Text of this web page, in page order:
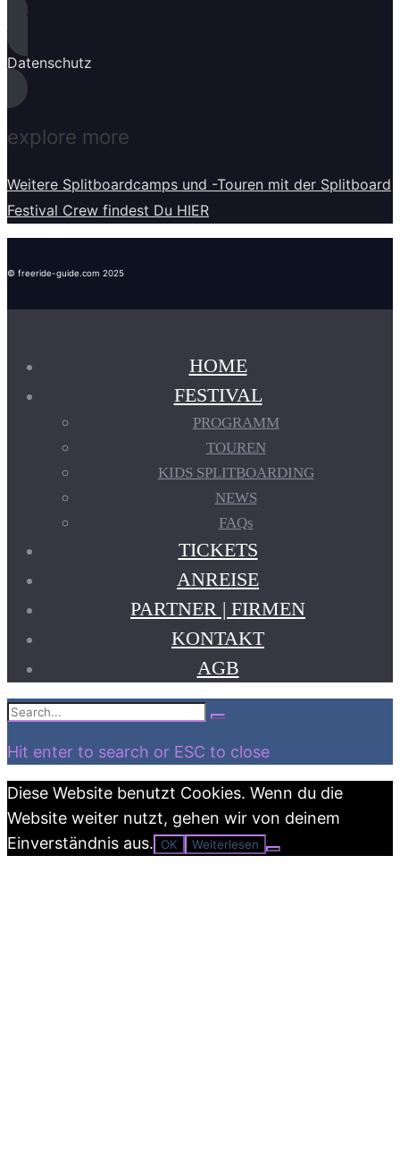
Datenschutz
explore more
Weitere Splitboardcamps und -Touren mit der Splitboard
Festival Crew findest Du HIER
© freeride-guide.com 2025
HOME
FESTIVAL
PROGRAMM
TOUREN
KIDS SPLITBOARDING
NEWS
FAQs
TICKETS
ANREISE
PARTNER | FIRMEN
KONTAKT
AGB
Search
Search
Hit enter to search or ESC to close
Diese Website benutzt Cookies. Wenn du die
Website weiter nutzt, gehen wir von deinem
Einverständnis aus.
OK Weiterlesen